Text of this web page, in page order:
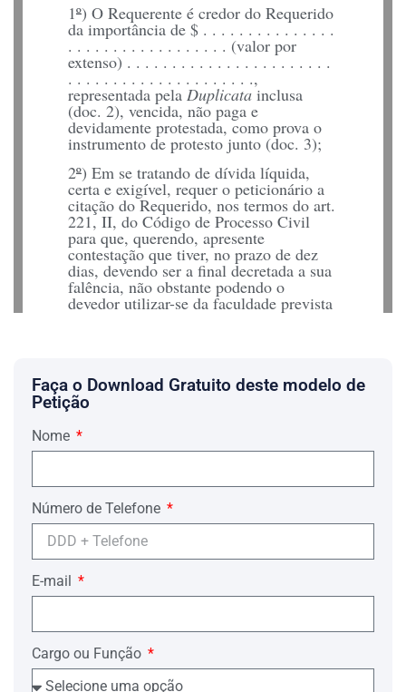
1º) O Requerente é credor do Requerido
da importância de $ . . . . . . . . . . . . . . .
. . . . . . . . . . . . . . . . . . (valor por
extenso) . . . . . . . . . . . . . . . . . . . . . . .
. . . . . . . . . . . . . . . . . . . . .,
representada pela Duplicatainclusa
(doc. 2), vencida, não paga e
devidamente protestada, como prova o
instrumento de protesto junto (doc. 3);
2º) Em se tratando de dívida líquida,
certa e exigível, requer o peticionário a
citação do Requerido, nos termos do art.
221, II, do Código de Processo Civil
para que, querendo, apresente
contestação que tiver, no prazo de dez
dias, devendo ser a final decretada a sua
falência, não obstante podendo o
devedor utilizar-se da faculdade prevista
no art. 105, parágrafo único, da Lei de
advocatícios.
Protestando por todos os meios de
provas admitidas em Juízo, depoi­mento
pessoal do Requerido, sob pena de
$ . . . . . . . . . . . . . . . . . . . . . . . . . . . .
. . . . . . . . . . . . . . . . . . . . . . . . . . .,
para fins de alçada.
Termos em que
P. Deferimento.
. . . . . . . . ., . . . . . de . . . . . . . . . . . . .
. . . . de . . . . . . . . . .
. . . . . . . . . . . . . . . . . . . . . . . . . . . . . .
Faça o Download Gratuito deste modelo de
Petição
Nome
Número de Telefone
E-mail
Cargo ou Função